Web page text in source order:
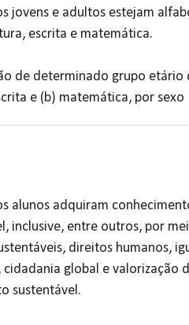
jovens e adultos estejam
escrita e matemática.
de determinado grupo
e (b) matemática, por sexo
alunos adquiram
inclusive, entre outros, por
direitos humanos,
cidadania global e
sustentável.